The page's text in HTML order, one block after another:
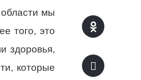
мы
того, это
здоровья,
которые